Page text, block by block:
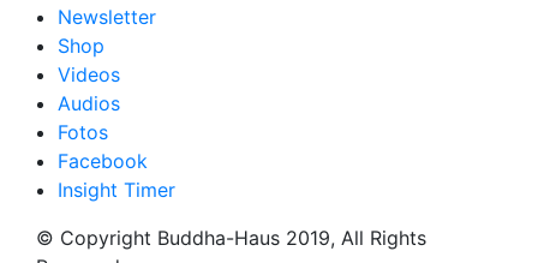
Newsletter
Shop
Videos
Audios
Fotos
Facebook
Insight Timer
© Copyright Buddha-Haus 2019, All Rights